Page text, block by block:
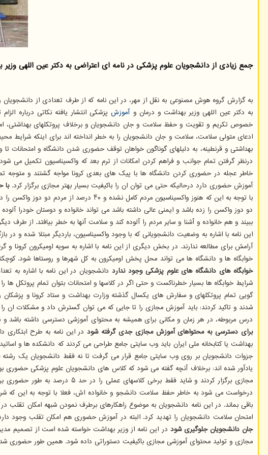
جمع زیادی از دانشجویان علوم پزشکی در نامه ای اعتراضی به دکتر عین اللهی
به گزارش گروه هوش مصنوعی به نقل از مهر، در این نامه که از طرف تعدادی از
به دکتر عین اللهی وزیر بهداشت و درمان وآموزشپزشکی انتشار یافته نکاتی درباره
خصوص تکریم و تقویت و حفظ سلامت و جان دانشجویان و برخلاف پروتکلهای بهداشتی،
ادعای متولی سلامت، سلامت و جان دانشجویان را به خطر انداخته اند برای اینکه شرایط
بهداشتی و قرنطینه، به دلیلهای گوناگون خواهان توقف حضوری شدن دانشگاه و
درنظر گرفتن تمام جوانب و فراهم کردن امکانات از ترم بعد که واکسیناسیون تکمیل
خاطر عجله در حضوری کردن دانشگاه ها با پیک های بعدی کرونا مواجه گشتند و
آموزش حضوری دارد درحالیکه حتی می توان ان را باکیفیت بسیار بهتر مجازی برگزار کرد.با
با توجه به این که هنوز واکسیناسیون
دو دوز واکسن را زده باشد و ایمنی عالی داشته باشد می تواند خانواده و دوستان خودرا
ببیند و هم خانواده و آشنا و سایر مردم را آلوده کند و سلامت آنها به خطر بیافتد. از
این نامه با اشاره به وضعیت دانشجویانی که با وجود واکسیناسیون، باردیگر مبتلا شده و
خوابگاه ها و دانشگاه ها می تواند محل پخش اومیکرون به کل شهرها و روستاها شود.
خوابگاه های دانشگاه های علوم پزشکی وجود ندارددانشجویان در این نامه با اشاره به
شرایط خوابگاه ها بسیار خطرناکست و حتی اگر در کلاسها و امتحانات بتوان تمام پروتکل ها
گویی تمام پروتکلهای و سفارش های یکسال گذشته وزارت بهداشت و ستاد کرونا و
شدند و تاکید کردند: باید آموزش مجازی را تا جایی که می توان گسترش داد و مشکلات ان
درس مربوطه، در هر زمان و مکانی برای همیشه به محتوای آموزشی دسترسی داشته باشد
برای دسترسی به محتواهای آموزش مجازی جدی گرفته شوددر این نامه به طرح ابتکاری
بهداشت یا کتابخانه ملی ایران باید وب سایتی جامع طراحی می کردند که دانشکده ها و
جزوات دانشجویان بر روی وب سایتی جامع قرار می گرفت تا نه فقط دانشجویان یک رشته
یادآور شده اند: برخلاف آنچه گفته می شود که کلاس های دانشجویان علوم پزشکی حضوری
درخواست می شود به خاطر حفظ سلامت دانشجو و خانواده اش، فعلا با توجه به این که
باقی بماند. در این نامه دانشجویان به موضوع راهکارهای برطرف نمودن شبهه امکان تقلب
امتحان سلامت دانشجویان را تهدید کرد. البته در آموزش حضوری هم امکان تقلب وجود
جان دانشجویان جلوگیری شود در این نامه از وزیر بهداشت خواسته شده است از تصمیم
مجازی و تولید محتوای آموزشی مجازی باکیفیت دستوراتی داده شود. همین طور حضوری